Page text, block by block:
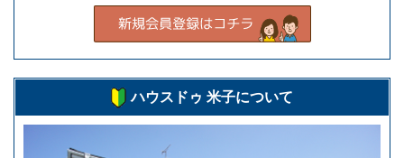
ハウスドゥ 米子について